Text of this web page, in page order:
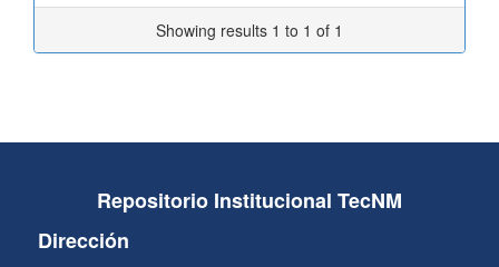
Showing results 1 to 1 of 1
Repositorio Institucional TecNM
Dirección